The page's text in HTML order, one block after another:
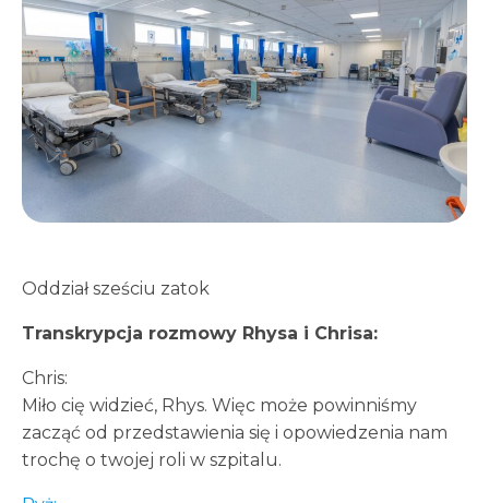
Oddział sześciu zatok
Transkrypcja rozmowy Rhysa i Chrisa:
Chris:
Miło cię widzieć, Rhys. Więc może powinniśmy
zacząć od przedstawienia się i opowiedzenia nam
trochę o twojej roli w szpitalu.